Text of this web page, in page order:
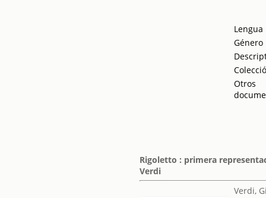
Lengua
Género
Otros
Rigoletto : primera
Verdi
Verdi,